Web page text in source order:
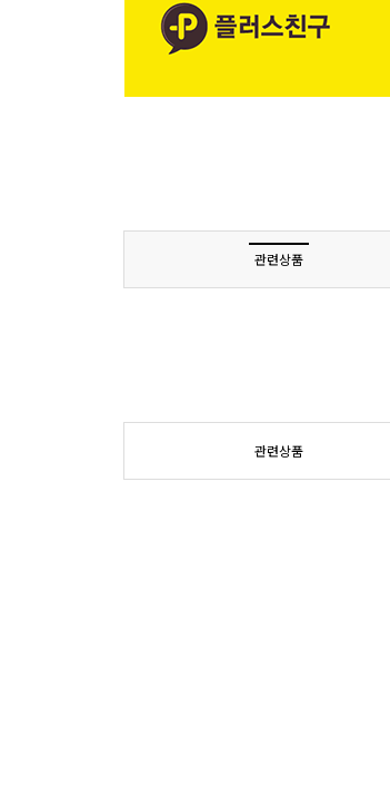
관련상품
관련상품